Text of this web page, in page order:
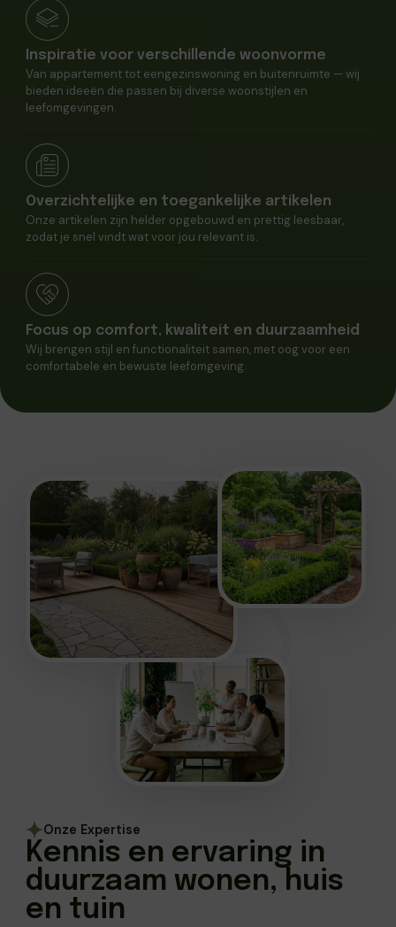
Inspiratie voor verschillende woonvorme
Van appartement tot eengezinswoning en buitenruimte — wij
bieden ideeën die passen bij diverse woonstijlen en
leefomgevingen.
Overzichtelijke en toegankelijke artikelen
Onze artikelen zijn helder opgebouwd en prettig leesbaar,
zodat je snel vindt wat voor jou relevant is.
Focus op comfort, kwaliteit en duurzaamheid
Wij brengen stijl en functionaliteit samen, met oog voor een
comfortabele en bewuste leefomgeving.
Onze Expertise
Kennis en ervaring in
duurzaam wonen, huis
en tuin